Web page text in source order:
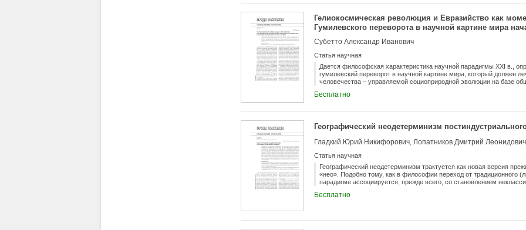
Гелиокосмическая революция и Евразийство как
Гумилевского переворота в научной картине мира
Субетто Александр Иванович
Статья научная
Дается философская характеристика научной парадигмы XXI в.,
гумилевский переворот в научной картине мира, который должен
человечества – управляемой социоприродной эволюции на базе
составляющая ноосферогенеза
Бесплатно
Географический неодетерминизм
Гладкий Юрий Никифорович, Лопатников Дмитрий Леонидович
Статья научная
Географический неодетерминизм трактуется как новая версия
«нео». Подобно тому, как в философии переход от традиционного
парадигме ассоциируется, прежде всего, со становлением
сознания в постиндустриальную эпоху, реализацией концепций
современные подходы к классическим теориям географического
Бесплатно